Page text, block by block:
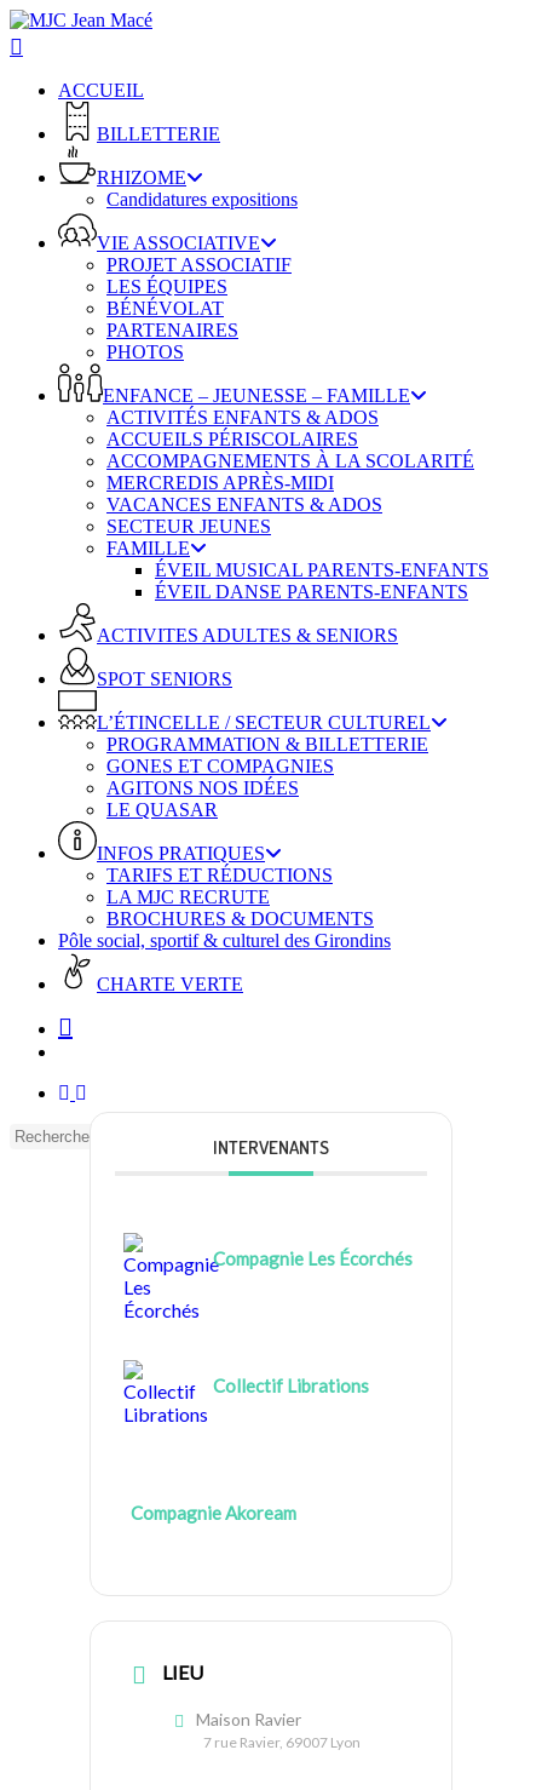
Skip
to
main
contentACCUEIL
BILLETTERIE
RHIZOME
Candidatures expositions
VIE ASSOCIATIVE
PROJET ASSOCIATIF
LES ÉQUIPES
BÉNÉVOLAT
PARTENAIRES
PHOTOS
ENFANCE – JEUNESSE – FAMILLE
ACTIVITÉS ENFANTS & ADOS
ACCUEILS PÉRISCOLAIRES
ACCOMPAGNEMENTS À LA SCOLARITÉ
MERCREDIS APRÈS-MIDI
VACANCES ENFANTS & ADOS
SECTEUR JEUNES
FAMILLE
ÉVEIL MUSICAL PARENTS-ENFANTS
ÉVEIL DANSE PARENTS-ENFANTS
ACTIVITES ADULTES & SENIORS
SPOT SENIORS
L’ÉTINCELLE / SECTEUR CULTUREL
PROGRAMMATION & BILLETTERIE
GONES ET COMPAGNIES
AGITONS NOS IDÉES
LE QUASAR
INFOS PRATIQUES
TARIFS ET RÉDUCTIONS
LA MJC RECRUTE
BROCHURES & DOCUMENTS
Pôle social, sportif & culturel des Girondins
CHARTE VERTE
facebook
instagram
Search
INTERVENANTS
Compagnie Les Écorchés
Collectif Librations
Compagnie Akoream
LIEU
Maison Ravier
7 rue Ravier, 69007 Lyon